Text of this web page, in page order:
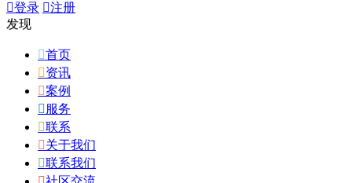
登录 注册
发现
首页
资讯
案例
服务
联系
关于我们
联系我们